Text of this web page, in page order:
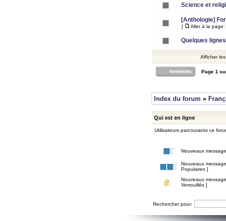
Science et
[Anthologie]
[ Aller à la page:
Quelques
Afficher
Page 1
Index du forum »
Qui est en ligne
Utilisateurs parcourants ce
Nouveaux
Nouveaux
Populaires ]
Nouveaux
Verrouillés ]
Rechercher pour: